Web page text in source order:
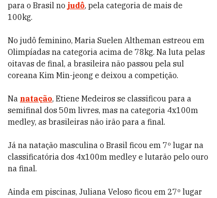
para o Brasil no judô, pela categoria de mais de
100kg.
No judô feminino, Maria Suelen Altheman estreou em
Olimpíadas na categoria acima de 78kg. Na luta pelas
oitavas de final, a brasileira não passou pela sul
coreana Kim Min-jeong e deixou a competição.
Na natação, Etiene Medeiros se classificou para a
semifinal dos 50m livres, mas na categoria 4x100m
medley, as brasileiras não irão para a final.
Já na natação masculina o Brasil ficou em 7º lugar na
classificatória dos 4x100m medley e lutarão pelo ouro
na final.
Ainda em piscinas, Juliana Veloso ficou em 27º lugar